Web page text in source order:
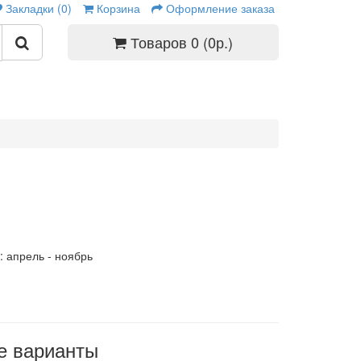
Закладки (0) Корзина Оформление заказа
Товаров 0 (0р.)
апрель - ноябрь
варианты